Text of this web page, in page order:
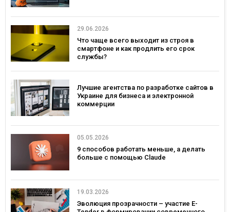
29.06.2026
Что чаще всего выходит из строя в
смартфоне и как продлить его срок
службы?
Лучшие агентства по разработке сайтов в
Украине для бизнеса и электронной
коммерции
05.05.2026
9 способов работать меньше, а делать
больше с помощью Claude
19.03.2026
Эволюция прозрачности – участие E-